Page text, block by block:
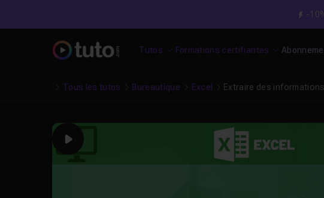
-
Tutos Formations certifiantes
Tous les tutos Bureautique Excel Extraire des informations
Play